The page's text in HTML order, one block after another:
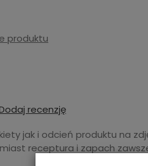
produktu
recenzję
jak i odcień produktu na
receptura i zapach